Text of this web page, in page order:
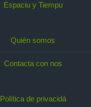
Espaciu y Tiempu
Quién somos
Contacta con nos
Política de privacidá